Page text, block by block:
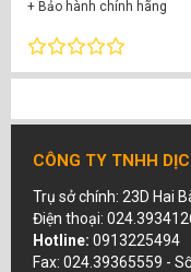
+ Bảo hành chính hãng
CÔNG TY TNHH
Trụ sở chính: 23D Hai
Điện thoại:
Hotline: 0913225494
Fax: 024.39365559 -